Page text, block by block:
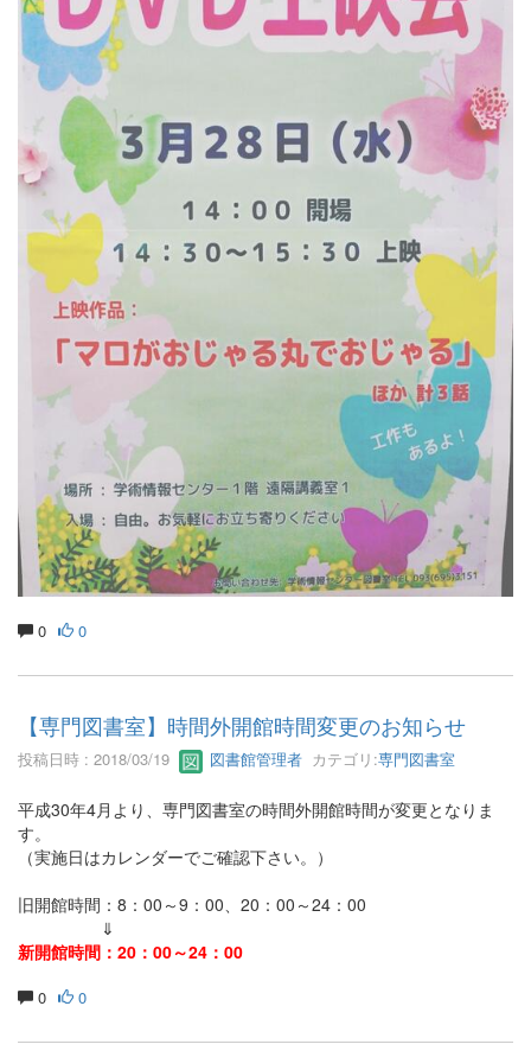
0 0
【専門図書室】時間外開館時間変更のお知らせ
投稿日時 : 2018/03/19 図書館管理者 カテゴリ:専門図書室
平成30年4月より、専門図書室の時間外開館時間が変更となりま
す。
（実施日はカレンダーでご確認下さい。）
旧開館時間：8：00～9：00、20：00～24：00
⇓
新開館時間：20：00～24：00
0 0